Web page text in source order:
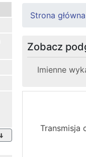
Strona główna
Zobacz
Imienne
Transmisja